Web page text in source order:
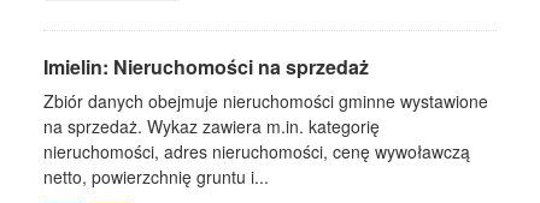
Imielin: Nieruchomości na sprzedaż
Zbiór danych obejmuje nieruchomości gminne wystawione
na sprzedaż. Wykaz zawiera m.in. kategorię
nieruchomości, adres nieruchomości, cenę wywoławczą
netto, powierzchnię gruntu i...